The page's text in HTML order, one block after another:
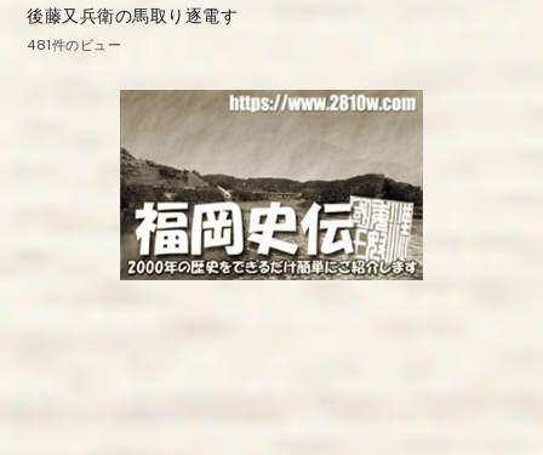
後藤又兵衛の馬取り逐電す
481件のビュー